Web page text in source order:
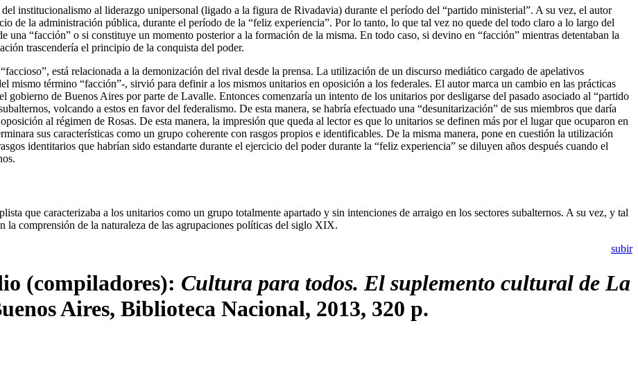
institucionalismo al liderazgo unipersonal (ligado a la figura de Rivadavia) durante el período del “partido ministerial”. A su vez, el autor
de la administración pública, durante el período de la “feliz experiencia”. Por lo tanto, lo que tal vez no quede del todo claro a lo largo del
una “facción” o si constituye un momento posterior a la formación de la misma. En todo caso, si devino en “facción” mientras detentaban la
trascendería el principio de la conquista del poder.
está relacionada a la demonización del rival desde la prensa. La utilización de un discurso mediático cargado de apelativos
mismo término “facción”-, sirvió para definir a los mismos unitarios en oposición a los federales. El autor marca un cambio en las prácticas
gobierno de Buenos Aires por parte de Lavalle. Entonces comenzaría un intento de los unitarios por desligarse del pasado asociado al “partido
volcando a estos en favor del federalismo. De esta manera, se habría efectuado una “desunitarización” de sus miembros que daría
al régimen de Rosas. De esta manera, la impresión que queda al lector es que lo unitarios se definen más por el lugar que ocuparon en
sus características como un grupo coherente con rasgos propios e identificables. De la misma manera, pone en cuestión la utilización
identitarios que habrían sido estandarte durante el ejercicio del poder durante la “feliz experiencia” se diluyen años después cuando el
que caracterizaba a los unitarios como un grupo totalmente apartado y sin intenciones de arraigo en los sectores subalternos. A su vez, y tal
la comprensión de la naturaleza de las agrupaciones políticas del siglo XIX.
subir
(compiladores): Cultura para todos. El suplemento cultural de La
Aires, Biblioteca Nacional, 2013, 320 p.